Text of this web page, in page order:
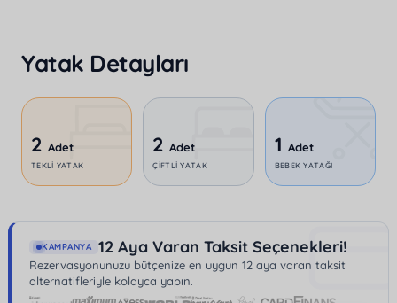
1.55 metre derinliğindedir. Dışarıdan görünmeyen
için idealdir.
Villa, Sarıbelen merkezine 14 km, plajlara 15 km ve
market ile restoranlara 4 km mesafede
makinesiveütügibi olanaklar da sunulmaktadır.
Tüm bu özellikleri ile villa,muhafazakar tatilcileriçin
mükemmel bir seçimdir.
Yatak Detayları
2 Adet
TEKLI YATAK
2Adet
ÇIFTLI YATAK
1 Adet
BEBEK YATAĞI
KAMPANYA 12 Aya Varan Taksit Seçenekleri!
Rezervasyonunuzu bütçenize en uygun 12 aya varan taksit
alternatifleriyle kolayca yapın.